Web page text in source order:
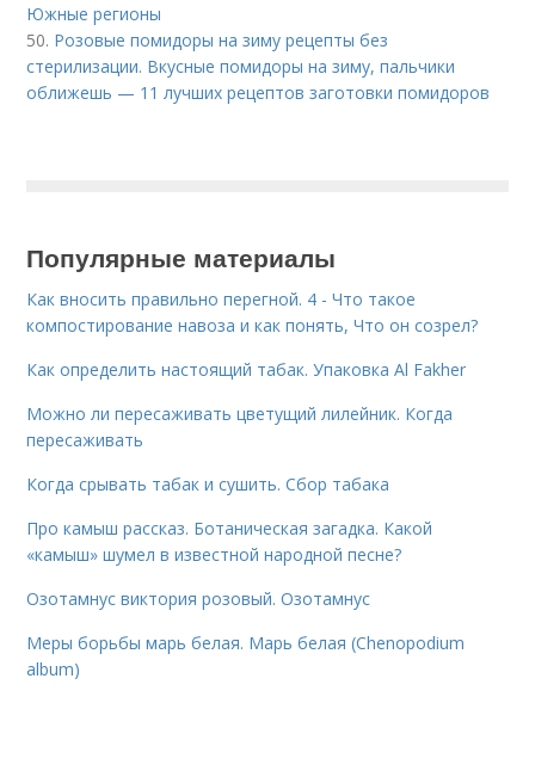
Южные регионы
50. Розовые помидоры на зиму рецепты без
стерилизации. Вкусные помидоры на зиму, пальчики
оближешь — 11 лучших рецептов заготовки помидоров
Популярные материалы
Как вносить правильно перегной. 4 - Что такое
компостирование навоза и как понять, Что он созрел?
Как определить настоящий табак. Упаковка Al Fakher
Можно ли пересаживать цветущий лилейник. Когда
пересаживать
Когда срывать табак и сушить. Сбор табака
Про камыш рассказ. Ботаническая загадка. Какой
«камыш» шумел в известной народной песне?
Озотамнус виктория розовый. Озотамнус
Меры борьбы марь белая. Марь белая (Chenopodium
album)